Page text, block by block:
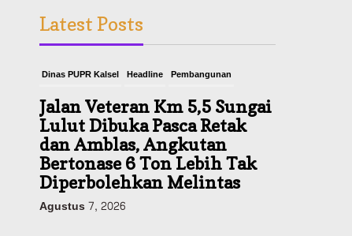
Latest Posts
Dinas PUPR Kalsel Headline Pembangunan
Jalan Veteran Km 5,5 Sungai
Lulut Dibuka Pasca Retak
dan Amblas, Angkutan
Bertonase 6 Ton Lebih Tak
Diperbolehkan Melintas
Agustus 7, 2026